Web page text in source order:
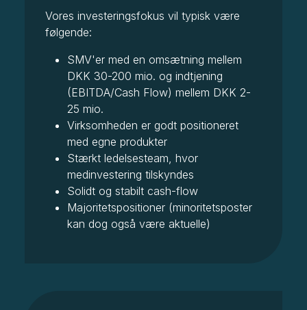
Vores investeringsfokus vil typisk være
følgende:
SMV'er med en omsætning mellem
DKK 30-200 mio. og indtjening
(EBITDA/Cash Flow) mellem DKK 2-
25 mio.
Virksomheden er godt positioneret
med egne produkter
Stærkt ledelsesteam, hvor
medinvestering tilskyndes
Solidt og stabilt cash-flow
Majoritetspositioner (minoritetsposter
kan dog også være aktuelle)